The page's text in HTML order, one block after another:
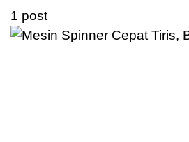
1 post